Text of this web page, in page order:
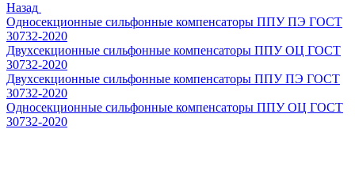
Назад
Односекционные сильфонные компенсаторы ППУ ПЭ ГОСТ
30732-2020
Двухсекционные сильфонные компенсаторы ППУ ОЦ ГОСТ
30732-2020
Двухсекционные сильфонные компенсаторы ППУ ПЭ ГОСТ
30732-2020
Односекционные сильфонные компенсаторы ППУ ОЦ ГОСТ
30732-2020